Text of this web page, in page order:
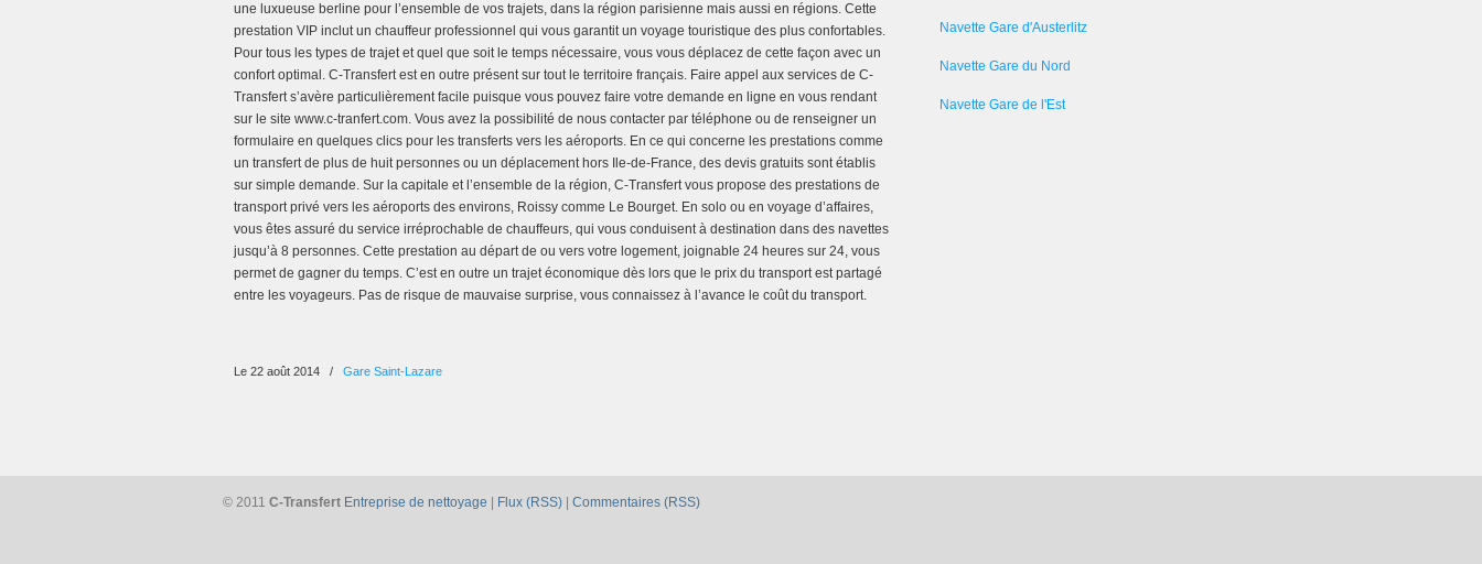
une luxueuse berline pour l’ensemble de vos trajets, dans la région parisienne mais aussi en régions. Cette
prestation VIP inclut un chauffeur professionnel qui vous garantit un voyage touristique des plus confortables.
Pour tous les types de trajet et quel que soit le temps nécessaire, vous vous déplacez de cette façon avec un
confort optimal. C-Transfert est en outre présent sur tout le territoire français. Faire appel aux services de C-
Transfert s’avère particulièrement facile puisque vous pouvez faire votre demande en ligne en vous rendant
sur le site www.c-tranfert.com. Vous avez la possibilité de nous contacter par téléphone ou de renseigner un
formulaire en quelques clics pour les transferts vers les aéroports. En ce qui concerne les prestations comme
un transfert de plus de huit personnes ou un déplacement hors Ile-de-France, des devis gratuits sont établis
sur simple demande. Sur la capitale et l’ensemble de la région, C-Transfert vous propose des prestations de
transport privé vers les aéroports des environs, Roissy comme Le Bourget. En solo ou en voyage d’affaires,
vous êtes assuré du service irréprochable de chauffeurs, qui vous conduisent à destination dans des navettes
jusqu’à 8 personnes. Cette prestation au départ de ou vers votre logement, joignable 24 heures sur 24, vous
permet de gagner du temps. C’est en outre un trajet économique dès lors que le prix du transport est partagé
entre les voyageurs. Pas de risque de mauvaise surprise, vous connaissez à l’avance le coût du transport.
Le 22 août 2014 / Gare Saint-Lazare
Navette Gare d'Austerlitz
Navette Gare du Nord
Navette Gare de l'Est
© 2011 C-Transfert Entreprise de nettoyage Flux (RSS) Commentaires (RSS)